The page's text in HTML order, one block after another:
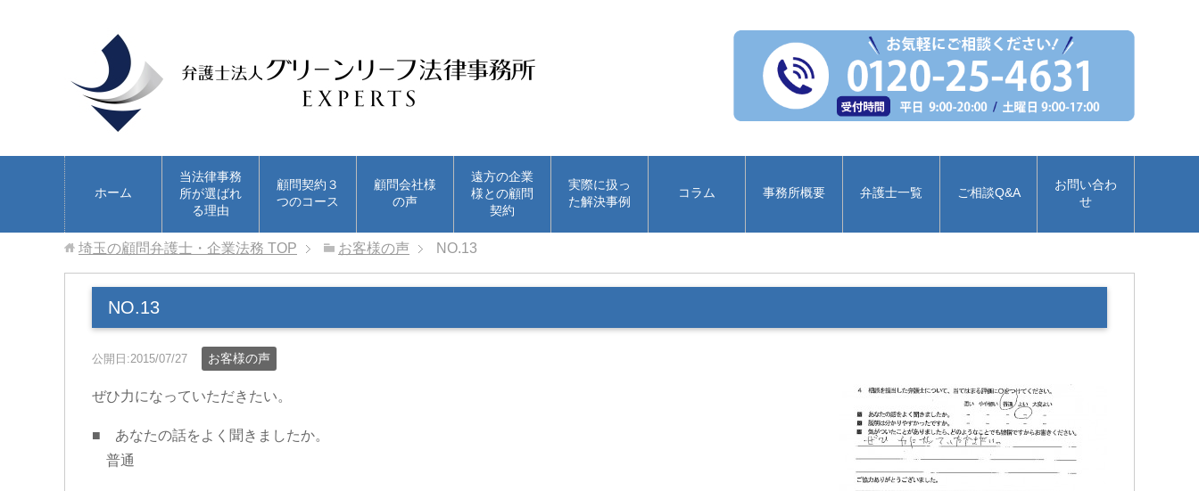
ホーム
当法律事務
所が選ばれ
る理由
顧問契約３
つのコース
顧問会社様
の声
遠方の企業
様との顧問
契約
実際に扱っ
た解決事例
コラム 事務所概要 弁護士一覧 ご相談Q&A
お問い合わ
せ
埼玉の顧問弁護士・企業法務 TOP お客様の声 NO.13
NO.13
公開日:2015/07/27 お客様の声
ぜひ力になっていただきたい。
■ あなたの話をよく聞きましたか。
普通